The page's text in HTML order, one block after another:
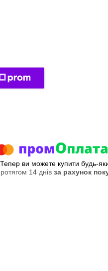
Тепер ви можете купити будь-
14 днів за рахунок